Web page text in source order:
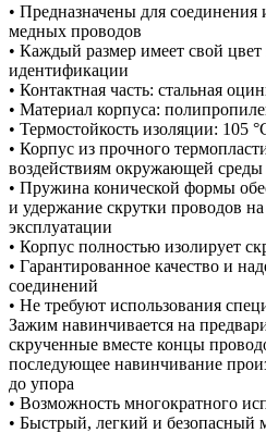
• Предназначены для соединения
медных проводов
• Каждый размер имеет свой цвет
идентификации
• Контактная часть: стальная
• Материал корпуса:
• Термостойкость изоляции: 105
• Корпус из прочного
воздействиям окружающей среды
• Пружина конической формы
и удержание скрутки проводов
эксплуатации
• Корпус полностью изолирует
• Гарантированное качество и
соединений
• Не требуют использования
Зажим навинчивается на
скрученные вместе концы
последующее навинчивание
до упора
• Возможность многократного
• Быстрый, легкий и безопасный